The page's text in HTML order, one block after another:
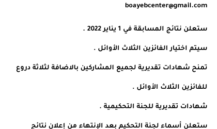
boayebcenter@gmail.com
ستعلن نتائج المسابقة في 1 يناير 2022 .
سيتم اختيار الفائزين الثلاث الأوائل .
للفائزين الثلاث الأوائل .
شهادات تقديرية للجنة التحكيمية .